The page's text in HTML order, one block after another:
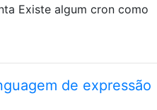
Existe algum cron como
de expressão